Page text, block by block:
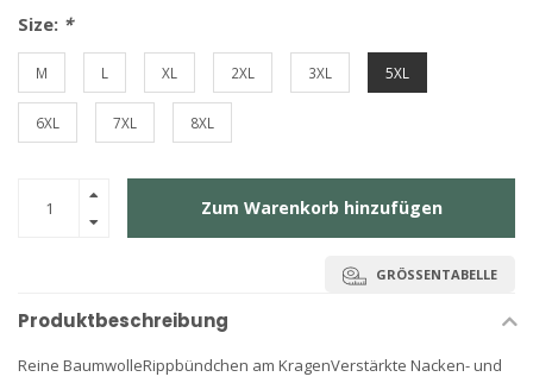
Size: *
M L XL 2XL 3XL 5XL
6XL 7XL 8XL
Zum Warenkorb hinzufügen
GRÖSSENTABELLE
Produktbeschreibung
Reine BaumwolleRippbündchen am KragenVerstärkte Nacken- und